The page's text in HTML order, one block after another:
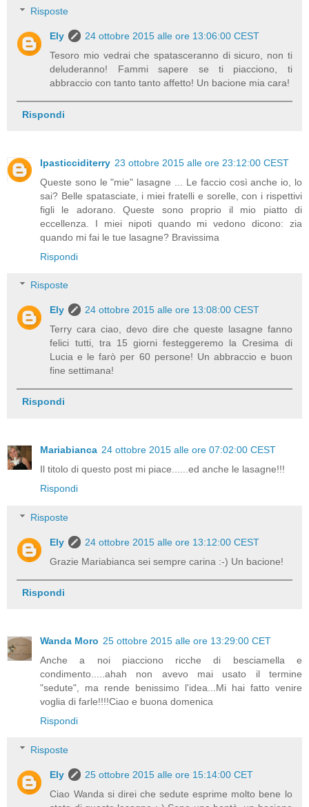
Risposte
Ely
24 ottobre 2015 alle ore 13:06:00 CEST
Tesoro mio vedrai che spatasceranno di sicuro, non ti
deluderanno! Fammi sapere se ti piacciono, ti
abbraccio con tanto tanto affetto! Un bacione mia cara!
Rispondi
Ipasticciditerry 23 ottobre 2015 alle ore 23:12:00 CEST
Queste sono le "mie" lasagne ... Le faccio così anche io, lo
sai? Belle spatasciate, i miei fratelli e sorelle, con i rispettivi
figli le adorano. Queste sono proprio il mio piatto di
eccellenza. I miei nipoti quando mi vedono dicono: zia
quando mi fai le tue lasagne? Bravissima
Rispondi
Risposte
Ely
24 ottobre 2015 alle ore 13:08:00 CEST
Terry cara ciao, devo dire che queste lasagne fanno
felici tutti, tra 15 giorni festeggeremo la Cresima di
Lucia e le farò per 60 persone! Un abbraccio e buon
fine settimana!
Rispondi
Mariabianca 24 ottobre 2015 alle ore 07:02:00 CEST
Il titolo di questo post mi piace......ed anche le lasagne!!!
Rispondi
Risposte
Ely
24 ottobre 2015 alle ore 13:12:00 CEST
Grazie Mariabianca sei sempre carina :-) Un bacione!
Rispondi
Wanda Moro 25 ottobre 2015 alle ore 13:29:00 CET
Anche a noi piacciono ricche di besciamella e
condimento.....ahah non avevo mai usato il termine
"sedute", ma rende benissimo l'idea...Mi hai fatto venire
voglia di farle!!!!Ciao e buona domenica
Rispondi
Risposte
Ely
25 ottobre 2015 alle ore 15:14:00 CET
Ciao Wanda si direi che sedute esprime molto bene lo